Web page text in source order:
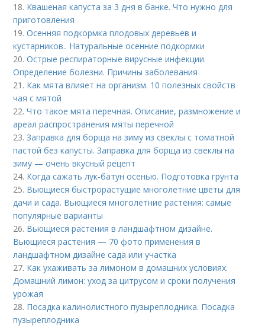
18. Квашеная капуста за 3 дня в банке. Что нужно для
приготовления
19.Осенняя подкормка плодовых деревьев и
кустарников.. Натуральные осенние подкормки
20.Острые респираторные вирусные инфекции.
Определение болезни. Причины заболевания
21. Как мята влияет на организм. 10 полезных свойств
чая с мятой
22.Что такое мята перечная. Описание, размножение и
ареал распространения мяты перечной
23.Заправка для борща на зиму из свеклы с томатной
пастой без капусты. Заправка для борща из свеклы на
зиму — очень вкусный рецепт
24. Когда сажать лук-батун осенью. Подготовка грунта
25. Вьющиеся быстрорастущие многолетние цветы для
дачи и сада. Вьющиеся многолетние растения: самые
популярные варианты
26. Вьющиеся растения в ландшафтном дизайне.
Вьющиеся растения — 70 фото применения в
ландшафтном дизайне сада или участка
27. Как ухаживать за лимоном в домашних условиях.
Домашний лимон: уход за цитрусом и сроки получения
урожая
28. Посадка калинолистного пузыреплодника. Посадка
пузыреплодника